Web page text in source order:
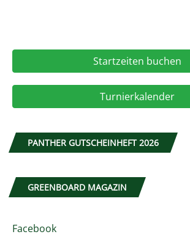
Startzeiten buchen
Turnierkalender
PANTHER GUTSCHEINHEFT 2026
GREENBOARD MAGAZIN
Facebook